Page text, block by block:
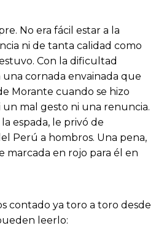
No era fácil estar a la
ni de tanta calidad como
Con la dificultad
cornada envainada que
Morante cuando se hizo
mal gesto ni una renuncia.
espada, le privó de
Perú a hombros. Una pena,
marcada en rojo para él en
contado ya toro a toro desde
leerlo: